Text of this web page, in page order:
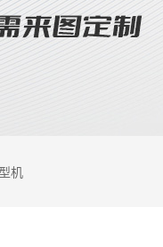
机